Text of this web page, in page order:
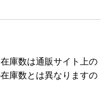
庫数は通販サイト上の
庫数とは異なりますの